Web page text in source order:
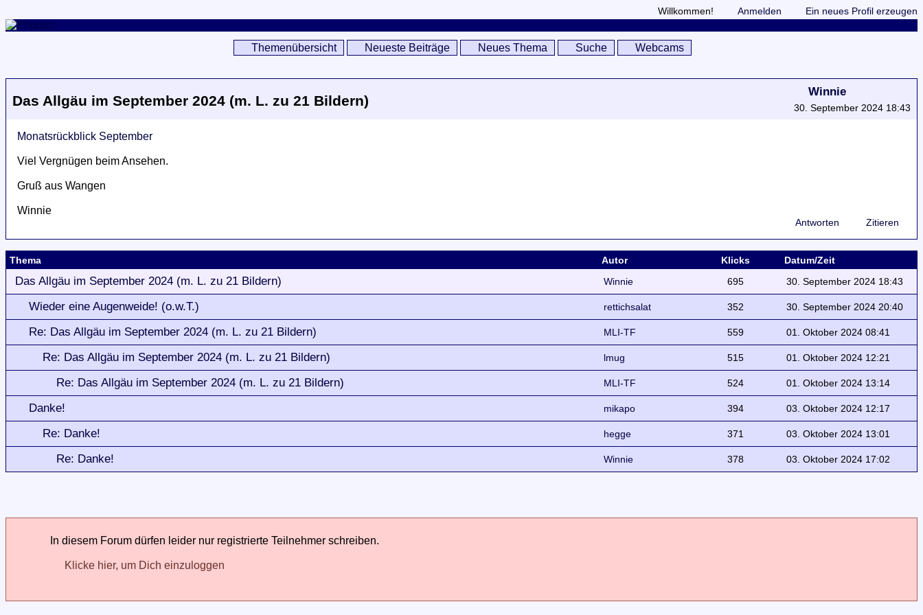
Willkommen! Anmelden Ein neues Profil erzeugen
Themenübersicht Neueste Beiträge Neues Thema Suche Webcams
Das Allgäu im September 2024 (m. L. zu 21 Bildern)
Winnie
30. September 2024 18:43
Monatsrückblick September
Viel Vergnügen beim Ansehen.
Gruß aus Wangen
Winnie
Antworten Zitieren
Thema Autor Klicks Datum/Zeit
Das Allgäu im September 2024 (m. L. zu 21 Bildern) Winnie 695 30. September 2024 18:43
Wieder eine Augenweide! (o.w.T.) rettichsalat 352 30. September 2024 20:40
Re: Das Allgäu im September 2024 (m. L. zu 21 Bildern) MLI-TF 559 01. Oktober 2024 08:41
Re: Das Allgäu im September 2024 (m. L. zu 21 Bildern) lmug 515 01. Oktober 2024 12:21
Re: Das Allgäu im September 2024 (m. L. zu 21 Bildern) MLI-TF 524 01. Oktober 2024 13:14
Danke! mikapo 394 03. Oktober 2024 12:17
Re: Danke! hegge 371 03. Oktober 2024 13:01
Re: Danke! Winnie 378 03. Oktober 2024 17:02
In diesem Forum dürfen leider nur registrierte Teilnehmer schreiben.
Klicke hier, um Dich einzuloggen